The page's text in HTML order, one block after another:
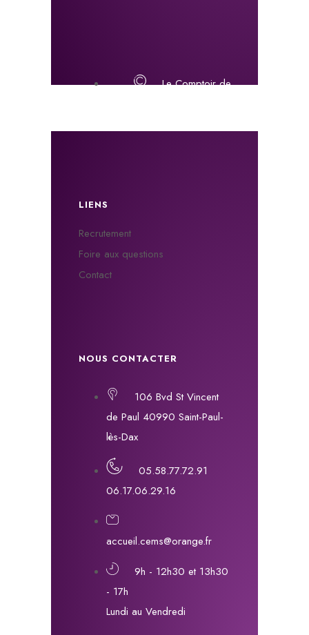
Le Comptoir de
LIENS
Recrutement
Foire aux questions
Contact
NOUS CONTACTER
106 Bvd St Vincent
de Paul 40990 Saint-Paul-
lès-Dax
05.58.77.72.91
06.17.06.29.16
accueil.cems@orange.fr
9h - 12h30 et 13h30
- 17h
Lundi au Vendredi